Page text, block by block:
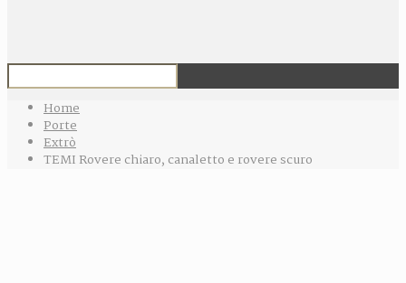
Home
Porte
Extrò
TEMI Rovere chiaro, canaletto e rovere scuro